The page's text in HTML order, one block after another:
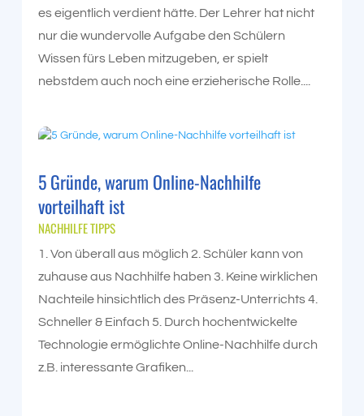
es eigentlich verdient hätte. Der Lehrer hat nicht
nur die wundervolle Aufgabe den Schülern
Wissen fürs Leben mitzugeben, er spielt
nebstdem auch noch eine erzieherische Rolle....
5 Gründe, warum Online-Nachhilfe
vorteilhaft ist
NACHHILFE TIPPS
1. Von überall aus möglich 2. Schüler kann von
zuhause aus Nachhilfe haben 3. Keine wirklichen
Nachteile hinsichtlich des Präsenz-Unterrichts 4.
Schneller & Einfach 5. Durch hochentwickelte
Technologie ermöglichte Online-Nachhilfe durch
z.B. interessante Grafiken...